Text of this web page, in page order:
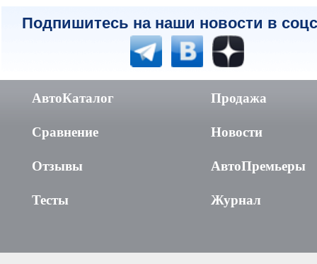
Подпишитесь на наши новости в
АвтоКаталог
Сравнение
Отзывы
Тесты
Продажа
Новости
АвтоПремьеры
Журнал